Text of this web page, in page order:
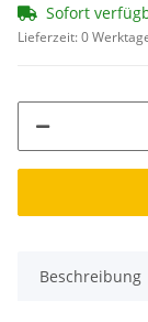
Sofort
Lieferzeit:0
Beschreibung